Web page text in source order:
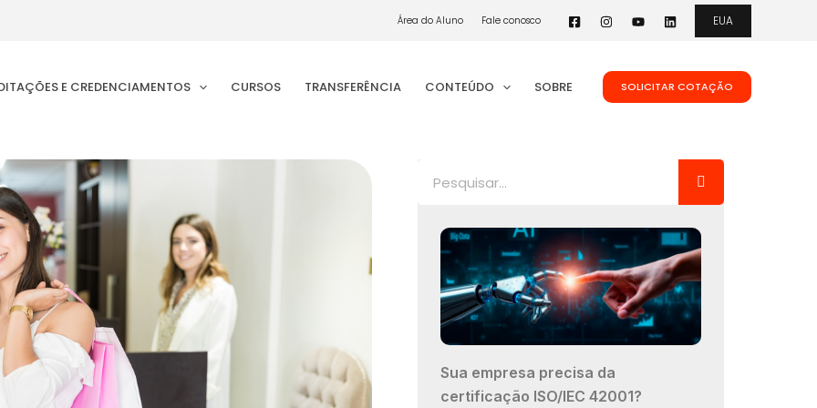
Área do Aluno Fale conosco EUA
E CREDENCIAMENTOS CURSOS TRANSFERÊNCIA CONTEÚDO SOBRE SOLICITAR COTAÇÃO
Sua empresa precisa da
certificação ISO/IEC 42001?